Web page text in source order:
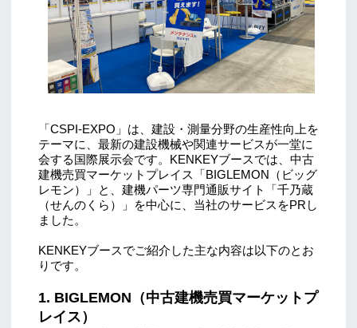
「CSPI-EXPO」は、建設・測量分野の生産性向上を
テーマに、最新の建設機械や関連サービスが一堂に
会する国際展示会です。KENKEYブースでは、中古
建機売買マーケットプレイス「BIGLEMON（ビッグ
レモン）」と、建機パーツ専門通販サイト「千乃蔵
（せんのくら）」を中心に、当社のサービスをPRし
ました。
KENKEYブースでご紹介した主な内容は以下のとお
りです。
1. BIGLEMON（中古建機売買マーケットプ
レイス）